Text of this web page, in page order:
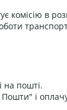
в
на пошті.
і